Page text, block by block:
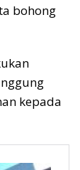
bohong
kepada